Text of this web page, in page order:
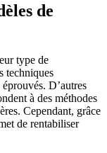
de
type de
techniques
D’autres
à des méthodes
Cependant, grâce
de rentabiliser